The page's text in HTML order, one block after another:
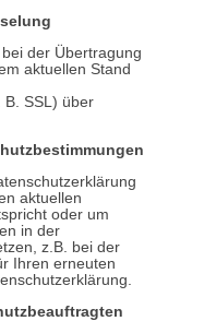
der Übertragung
aktuellen Stand
B. SSL) über
aktuellen
oder um
in der
z.B. bei der
Ihren erneuten